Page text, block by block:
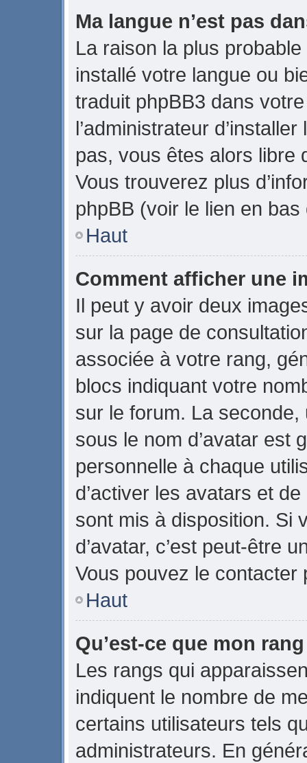
Ma langue n’est pas
La raison la plus probable
installé votre langue ou
traduit phpBB3 dans
l’administrateur
pas, vous êtes alors libre
Vous trouverez plus
phpBB (voir le lien en bas
Haut
Comment afficher une
Il peut y avoir deux
sur la page de
associée à votre rang,
blocs indiquant votre
sur le forum. La
sous le nom d’avatar est
personnelle à chaque
d’activer les avatars et
sont mis à disposition. Si
d’avatar, c’est peut-être
Vous pouvez le
Haut
Qu’est-ce que mon
Les rangs qui
indiquent le nombre de
certains utilisateurs tels
administrateurs. En